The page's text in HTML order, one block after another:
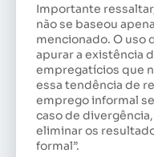
Importante
não se baseou
mencionado. O uso
apurar a existência
empregatícios que
essa tendência de
emprego informal
caso de
eliminar os
formal”.